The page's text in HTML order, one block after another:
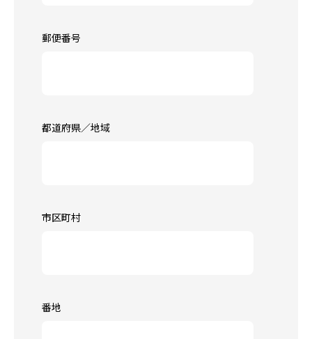
郵便番号
都道府県／地域
市区町村
番地